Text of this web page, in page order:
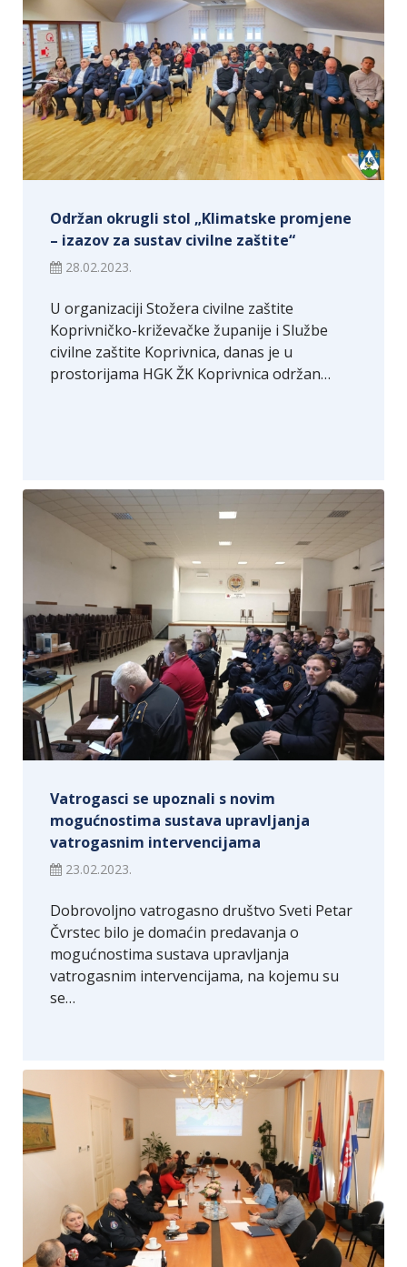
Održan okrugli stol „Klimatske promjene
– izazov za sustav civilne zaštite“
28.02.2023.
U organizaciji Stožera civilne zaštite
Koprivničko-križevačke županije i Službe
civilne zaštite Koprivnica, danas je u
prostorijama HGK ŽK Koprivnica održan…
Vatrogasci se upoznali s novim
mogućnostima sustava upravljanja
vatrogasnim intervencijama
23.02.2023.
Dobrovoljno vatrogasno društvo Sveti Petar
Čvrstec bilo je domaćin predavanja o
mogućnostima sustava upravljanja
vatrogasnim intervencijama, na kojemu su
se…